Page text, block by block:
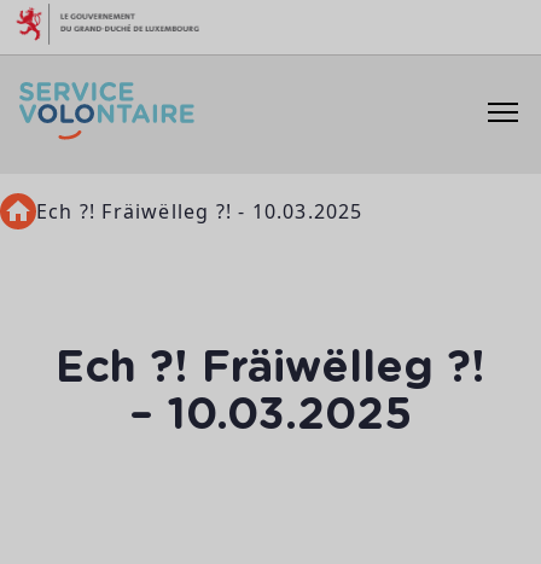
Aller au contenu
Ech ?! Fräiwëlleg ?! - 10.03.2025
Ech ?! Fräiwëlleg ?!
– 10.03.2025